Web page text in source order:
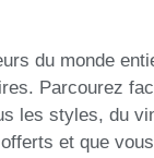
du monde
Parcourez
les styles, du
et que